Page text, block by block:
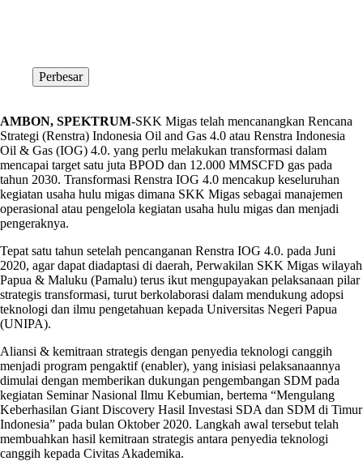
Perbesar
AMBON, SPEKTRUM-SKK Migas telah mencanangkan Rencana
Strategi (Renstra) Indonesia Oil and Gas 4.0 atau Renstra Indonesia
Oil & Gas (IOG) 4.0. yang perlu melakukan transformasi dalam
mencapai target satu juta BPOD dan 12.000 MMSCFD gas pada
tahun 2030. Transformasi Renstra IOG 4.0 mencakup keseluruhan
kegiatan usaha hulu migas dimana SKK Migas sebagai manajemen
operasional atau pengelola kegiatan usaha hulu migas dan menjadi
pengeraknya.
Tepat satu tahun setelah pencanganan Renstra IOG 4.0. pada Juni
2020, agar dapat diadaptasi di daerah, Perwakilan SKK Migas wilayah
Papua & Maluku (Pamalu) terus ikut mengupayakan pelaksanaan pilar
strategis transformasi, turut berkolaborasi dalam mendukung adopsi
teknologi dan ilmu pengetahuan kepada Universitas Negeri Papua
(UNIPA).
Aliansi & kemitraan strategis dengan penyedia teknologi canggih
menjadi program pengaktif (enabler), yang inisiasi pelaksanaannya
dimulai dengan memberikan dukungan pengembangan SDM pada
kegiatan Seminar Nasional Ilmu Kebumian, bertema “Mengulang
Keberhasilan Giant Discovery Hasil Investasi SDA dan SDM di Timur
Indonesia” pada bulan Oktober 2020. Langkah awal tersebut telah
membuahkan hasil kemitraan strategis antara penyedia teknologi
canggih kepada Civitas Akademika.